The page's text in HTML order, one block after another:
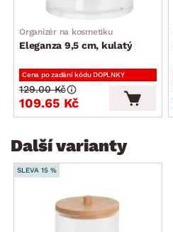
Organizér na kosmetiku
Eleganza 9,5 cm, kulatý
Cena po zadání kódu DOPLNKY
109.65 Kč
129.00 Kč
Další varianty
SLEVA 15 %